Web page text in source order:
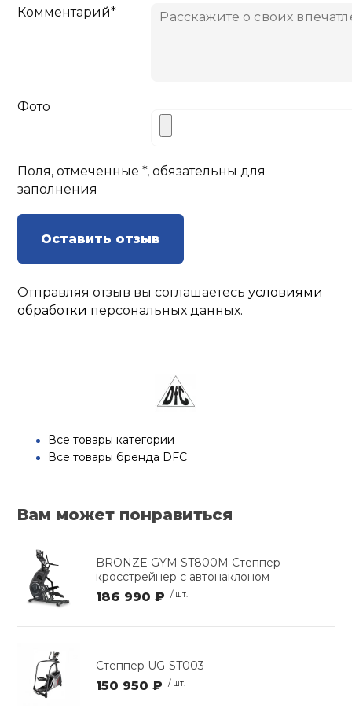
Комментарий*
Фото
Поля, отмеченные *, обязательны для
заполнения
Оставить отзыв
Отправляя отзыв вы соглашаетесьусловиями
обработки персональных данных.
Все товары категории
Все товары бренда DFC
Вам может понравиться
BRONZE GYM ST800M Степпер-
кросстрейнер с автонаклоном
186 990 ₽ / шт.
Степпер UG-ST003
150 950 ₽ / шт.